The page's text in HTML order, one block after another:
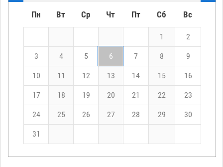
Пн Вт Ср Чт Пт Сб Вс
1 2
3 4 5 6 7 8 9
10 11 12 13 14 15 16
17 18 19 20 21 22 23
24 25 26 27 28 29 30
31